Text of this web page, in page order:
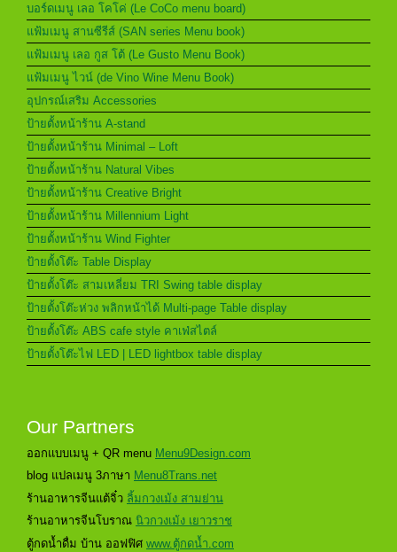
บอร์ดเมนู เลอ โคโค่ (Le CoCo menu board)
แฟ้มเมนู สานซีรีส์ (SAN series Menu book)
แฟ้มเมนู เลอ กูส โต้ (Le Gusto Menu Book)
แฟ้มเมนู ไวน์ (de Vino Wine Menu Book)
อุปกรณ์เสริม Accessories
ป้ายตั้งหน้าร้าน A-stand
ป้ายตั้งหน้าร้าน Minimal – Loft
ป้ายตั้งหน้าร้าน Natural Vibes
ป้ายตั้งหน้าร้าน Creative Bright
ป้ายตั้งหน้าร้าน Millennium Light
ป้ายตั้งหน้าร้าน Wind Fighter
ป้ายตั้งโต๊ะ Table Display
ป้ายตั้งโต๊ะ สามเหลี่ยม TRI Swing table display
ป้ายตั้งโต๊ะห่วง พลิกหน้าได้ Multi-page Table display
ป้ายตั้งโต๊ะ ABS cafe style คาเฟ่สไตล์
ป้ายตั้งโต๊ะไฟ LED | LED lightbox table display
Our Partners
ออกแบบเมนู + QR menu Menu9Design.com
blog แปลเมนู 3ภาษา Menu8Trans.net
ร้านอาหารจีนแต้จิ๋ว ลิ้มกวงเม้ง สามย่าน
ร้านอาหารจีนโบราณ นิวกวงเม้ง เยาวราช
ตู้กดน้ำดื่ม บ้าน ออฟฟิศ www.ตู้กดน้ำ.com